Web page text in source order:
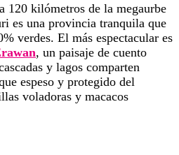
120 kilómetros de la megaurbe
es una provincia tranquila que
verdes. El más espectacular es
, un paisaje de cuento
y lagos comparten
espeso y protegido del
voladoras y macacos